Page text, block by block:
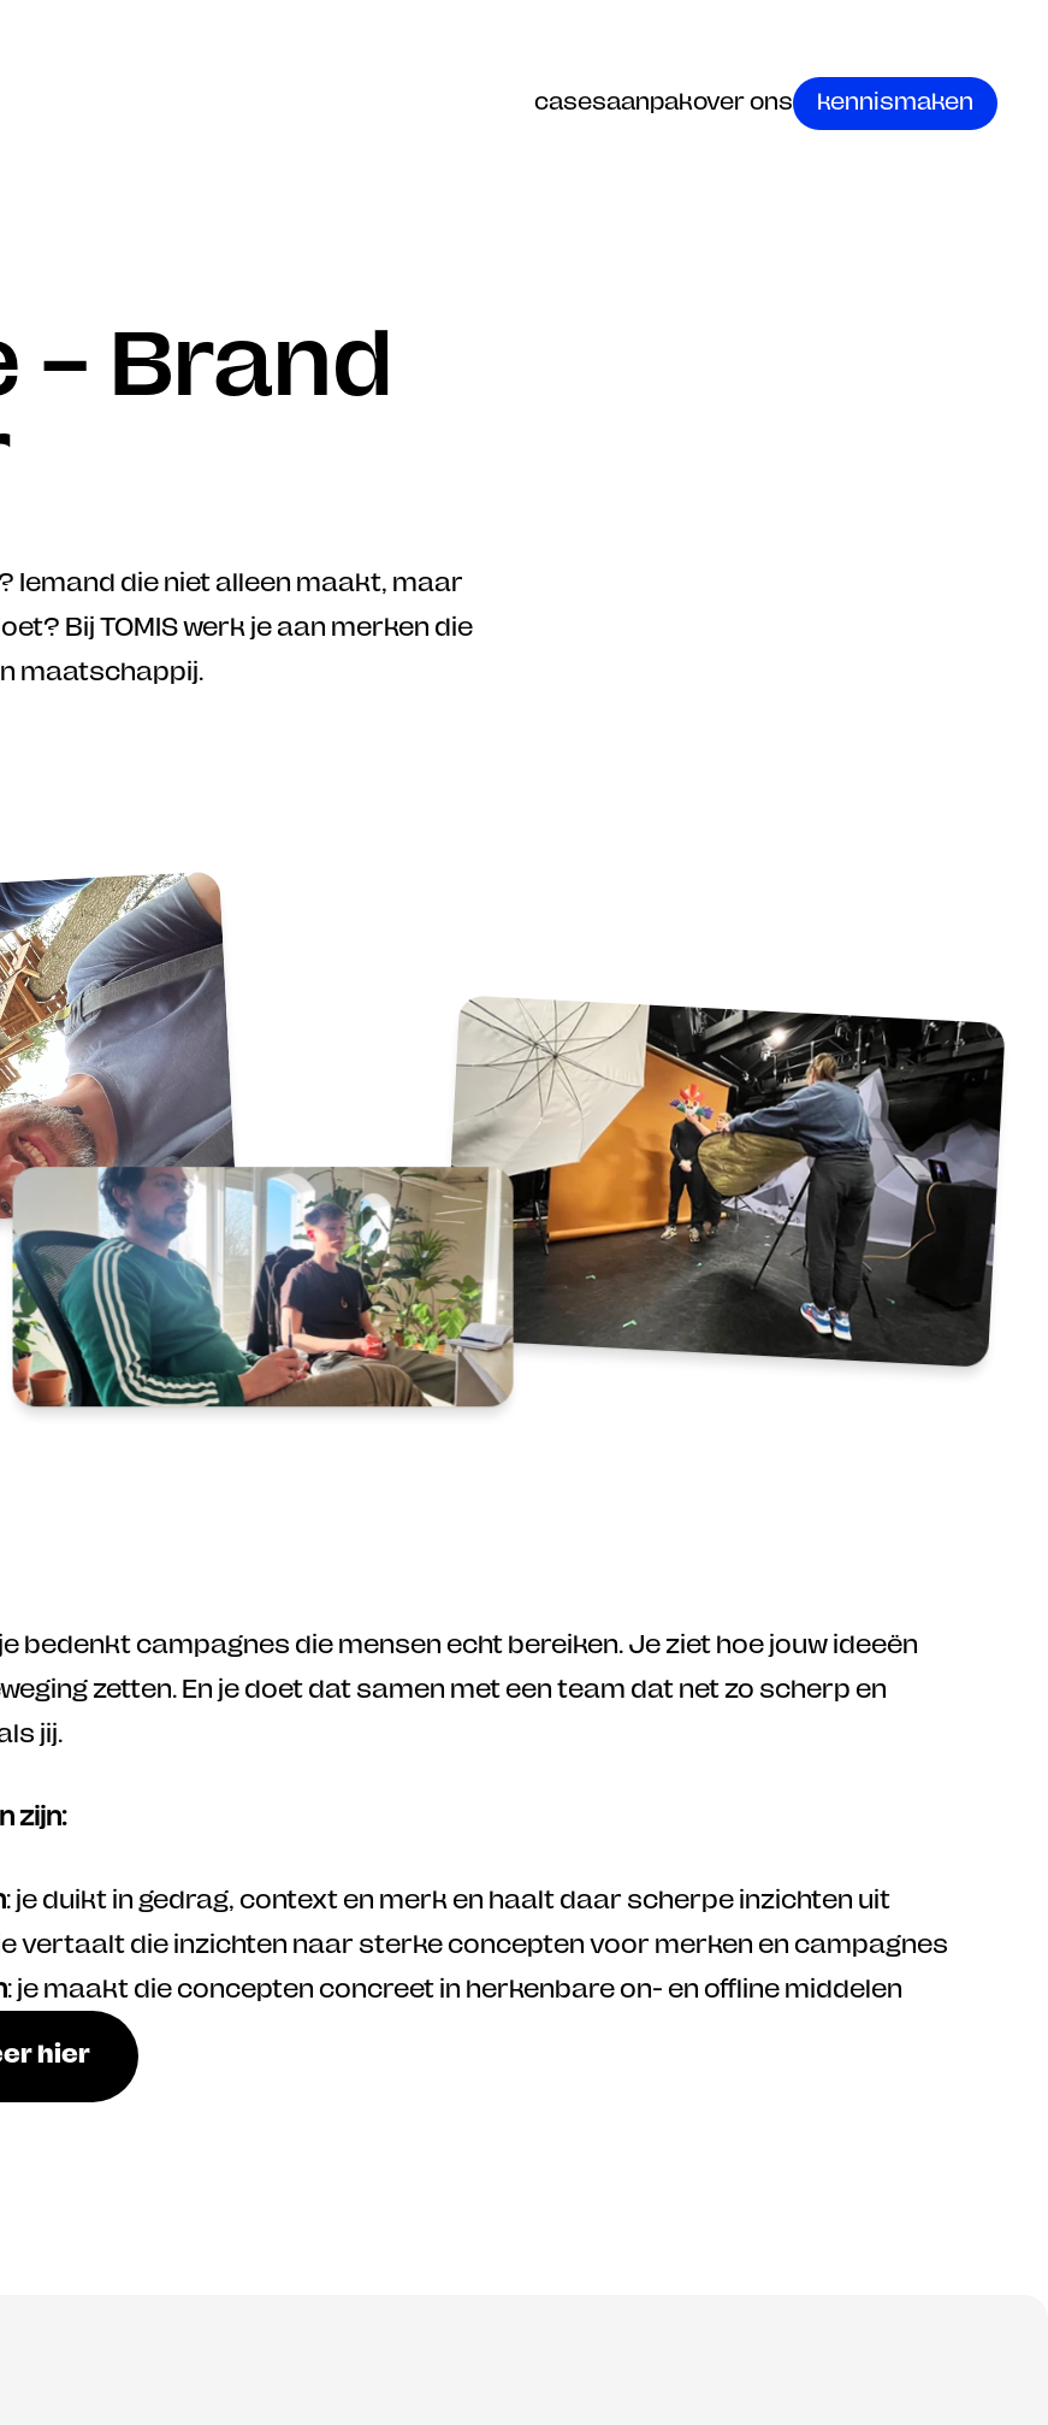
casesaanpakover ons kennismaken
– Brand
Iemand die niet alleen maakt, maar
Bij TOMIS werk je aan merken die
maatschappij.
bedenkt campagnes die mensen echt bereiken. Je ziet hoe jouw ideeën
zetten. En je doet dat samen met een team dat net zo scherp en
jij.
zijn:
: je duikt in gedrag, context en merk en haalt daar scherpe inzichten uit
vertaalt die inzichten naar sterke concepten voor merken en campagnes
: je maakt die concepten concreet in herkenbare on- en offline middelen
hier